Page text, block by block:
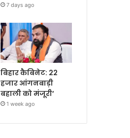
7 days ago
बिहार कैबिनेट: 22
हजार आंगनबाड़ी
बहाली को मंजूरी’
1 week ago